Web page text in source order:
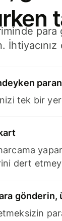
para
tek bir
dert